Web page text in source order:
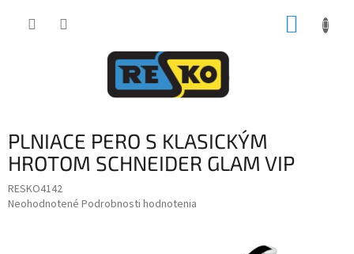
PLNIACE PERO S KLASICKÝM
HROTOM SCHNEIDER GLAM VIP
RESKO4142
Priemerné
Neohodnotené Podrobnosti hodnotenia